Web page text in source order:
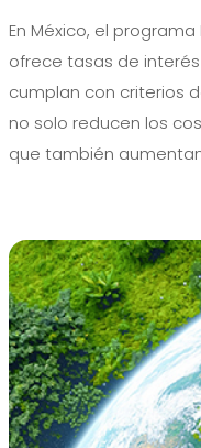
En México, el
ofrece tasas de
cumplan con criterios
no solo reducen los
que también